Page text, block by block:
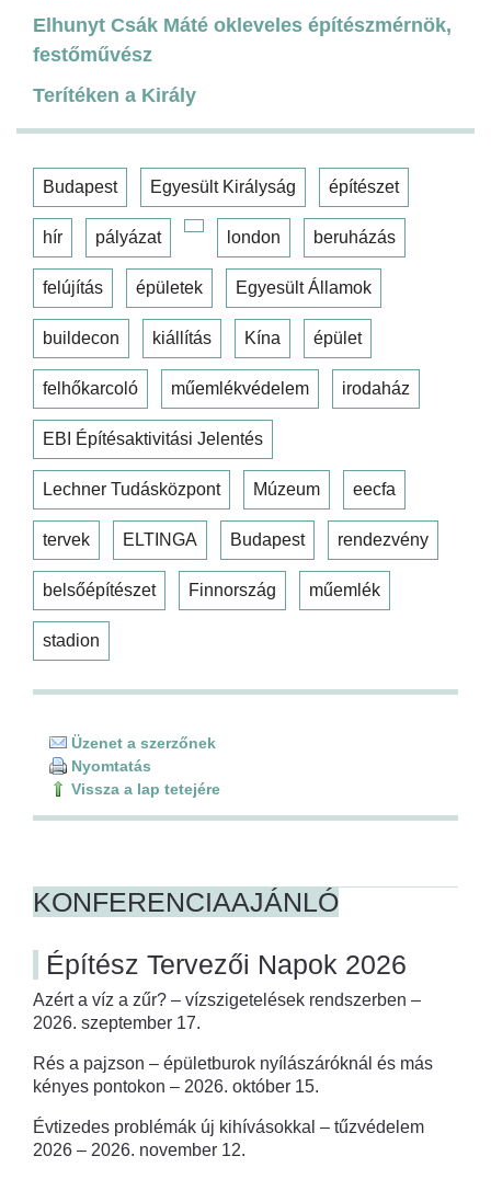
Elhunyt Csák Máté okleveles építészmérnök,
festőművész
Terítéken a Király
Budapest Egyesült Királyság építészet
hír pályázat london beruházás
felújítás épületek Egyesült Államok
buildecon kiállítás Kína épület
felhőkarcoló műemlékvédelem irodaház
EBI Építésaktivitási Jelentés
Lechner Tudásközpont Múzeum eecfa
tervek ELTINGA Budapest rendezvény
belsőépítészet Finnország műemlék
stadion
Üzenet a szerzőnek
Nyomtatás
Vissza a lap tetejére
KONFERENCIAAJÁNLÓ
Építész Tervezői Napok 2026
Azért a víz a zűr? – vízszigetelések rendszerben –
2026. szeptember 17.
Rés a pajzson – épületburok nyílászáróknál és más
kényes pontokon – 2026. október 15.
Évtizedes problémák új kihívásokkal – tűzvédelem
2026 – 2026. november 12.